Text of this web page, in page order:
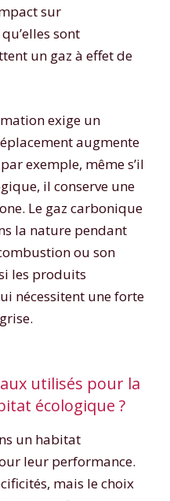
sur
sont
un gaz à effet de
exige un
augmente
exemple, même s’il
il conserve une
Le gaz carbonique
la nature pendant
ou son
les produits
nécessitent une forte
utilisés pour la
écologique ?
un habitat
leur performance.
mais le choix